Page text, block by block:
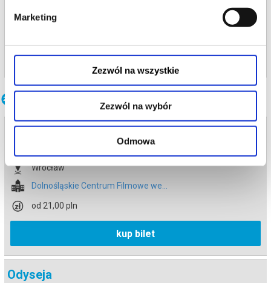
Marketing
Zezwól na wszystkie
Zezwól na wybór
Odmowa
Dolnośląskie Centrum Filmowe we...
info
Odyseja
Wrocław
Dolnośląskie Centrum Filmowe we...
od 21,00 pln
kup bilet
Odyseja